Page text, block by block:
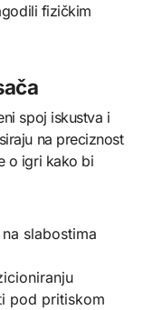
fizičkim
spoj iskustva i
na preciznost
o igri kako bi
slabostima
pod pritiskom